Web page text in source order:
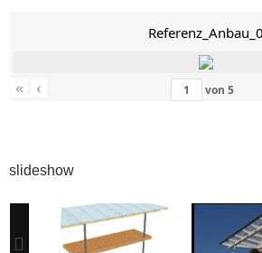
« ‹ von 5
slideshow